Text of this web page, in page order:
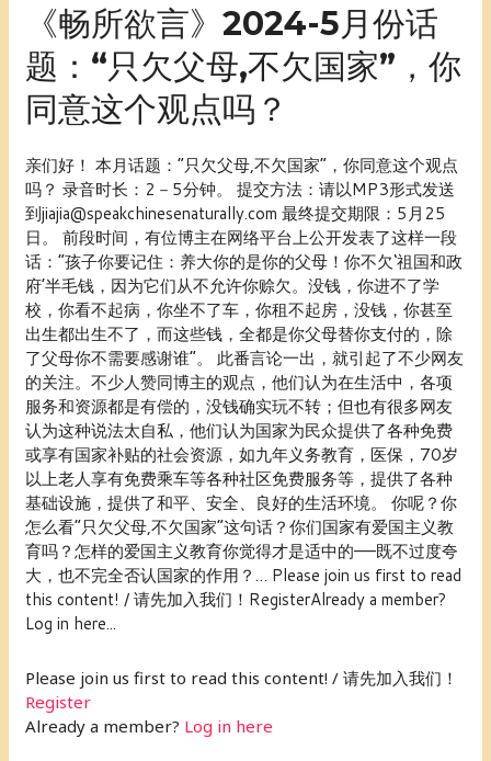
像
头
的
覆
盖
率，
你
同
意
吗？
《畅所欲言》2024-5月份话
题：“只欠父母,不欠国家”，你
同意这个观点吗？
亲们好！ 本月话题：“只欠父母,不欠国家”，你同意这个观点
吗？ 录音时长：2－5分钟。 提交方法：请以MP3形式发送
到jiajia@speakchinesenaturally.com 最终提交期限：5月25
日。 前段时间，有位博主在网络平台上公开发表了这样一段
话：“孩子你要记住：养大你的是你的父母！你不欠‘祖国和政
府’半毛钱，因为它们从不允许你赊欠。没钱，你进不了学
校，你看不起病，你坐不了车，你租不起房，没钱，你甚至
出生都出生不了，而这些钱，全都是你父母替你支付的，除
了父母你不需要感谢谁”。 此番言论一出，就引起了不少网友
的关注。不少人赞同博主的观点，他们认为在生活中，各项
服务和资源都是有偿的，没钱确实玩不转；但也有很多网友
认为这种说法太自私，他们认为国家为民众提供了各种免费
或享有国家补贴的社会资源，如九年义务教育，医保，70岁
以上老人享有免费乘车等各种社区免费服务等，提供了各种
基础设施，提供了和平、安全、良好的生活环境。 你呢？你
怎么看“只欠父母,不欠国家”这句话？你们国家有爱国主义教
育吗？怎样的爱国主义教育你觉得才是适中的——既不过度夸
大，也不完全否认国家的作用？… Please join us first to read
this content! / 请先加入我们！RegisterAlready a member?
Log in here...
Please join us first to read this content! / 请先加入我们！
Register
Already a member? Log in here
《畅
欲
言》
2024-
月
份
话
题：“只
欠
父
母,
不
欠
国
家”，
你
同
意
这
个
观
点
吗？